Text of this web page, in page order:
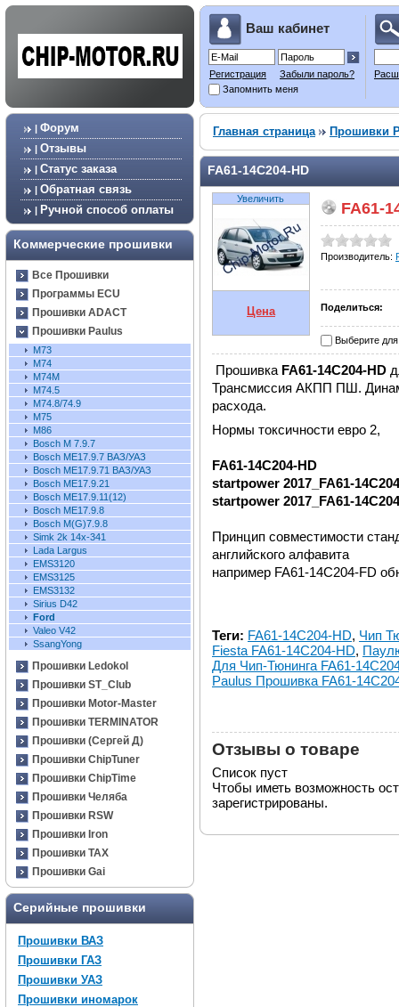
Ваш кабинет
Регистрация
Забыли пароль?
Запомнить меня
| Форум
| Отзывы
| Статус заказа
| Обратная связь
| Ручной способ оплаты
Коммерческие прошивки
Все Прошивки
Программы ECU
Прошивки ADACT
Прошивки Paulus
M73
M74
M74M
M74.5
М74.8/74.9
M75
M86
Bosch М 7.9.7
Bosch ME17.9.7 ВАЗ/УАЗ
Bosch ME17.9.71 ВАЗ/УАЗ
Bosch ME17.9.21
Bosch ME17.9.11(12)
Bosch ME17.9.8
Bosch M(G)7.9.8
Simk 2k 14x-341
Lada Largus
EMS3120
EMS3125
EMS3132
Sirius D42
Ford
Valeo V42
SsangYong
Прошивки Ledokol
Прошивки ST_Club
Прошивки Motor-Master
Прошивки TERMINATOR
Прошивки (Сергей Д)
Прошивки ChipTuner
Прошивки ChipTime
Прошивки Челяба
Прошивки RSW
Прошивки Iron
Прошивки TAX
Прошивки Gai
Серийные прошивки
Прошивки ВАЗ
Прошивки ГАЗ
Прошивки УАЗ
Прошивки иномарок
Главная страница Прошивки
FA61-14C204-HD
Увеличить
Цена
FA61-
Производитель:
Поделиться:
Выберите
Прошивка FA61-14C204-HD
Трансмиссия АКПП ПШ.
расхода.
Нормы токсичности евро 2,
FA61-14C204-HD
startpower 2017_FA61-
startpower 2017_FA61-
Принцип совместимости
английского алфавита
например FA61-14C204-FD
Теги: FA61-14C204-HD, Чип
Fiesta FA61-14C204-HD,
Для Чип-Тюнинга FA61-
Paulus Прошивка FA61-
Отзывы о товаре
Список пуст
Чтобы иметь возможность
зарегистрированы.